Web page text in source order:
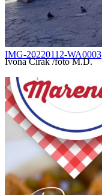
IMG-20220112-WA0003
Ivona Ćirak /foto M.D.